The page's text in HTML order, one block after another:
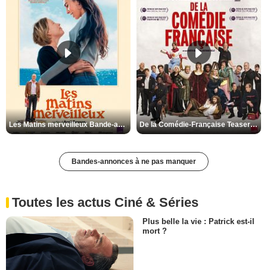
Les Matins merveilleux Bande-annonce VF De la Comédie-Française Teaser VF
Bandes-annonces à ne pas manquer
Toutes les actus Ciné & Séries
Plus belle la vie : Patrick est-il
mort ?